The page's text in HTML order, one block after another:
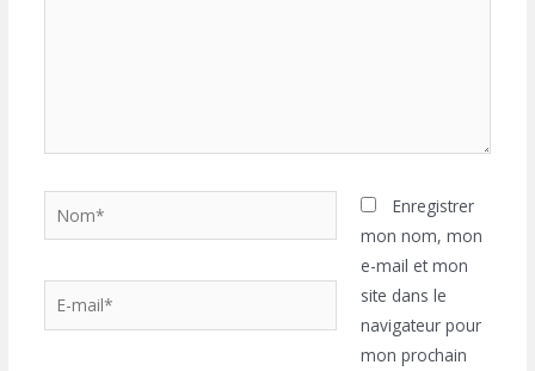
mail*
Enregistrer
mon nom, mon
e-mail et mon
site dans le
navigateur pour
mon prochain